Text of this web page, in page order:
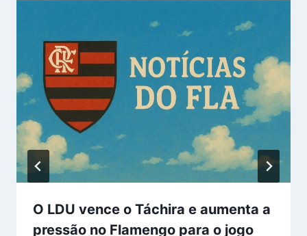
O LDU vence o Táchira e aumenta a
pressão no Flamengo para o jogo